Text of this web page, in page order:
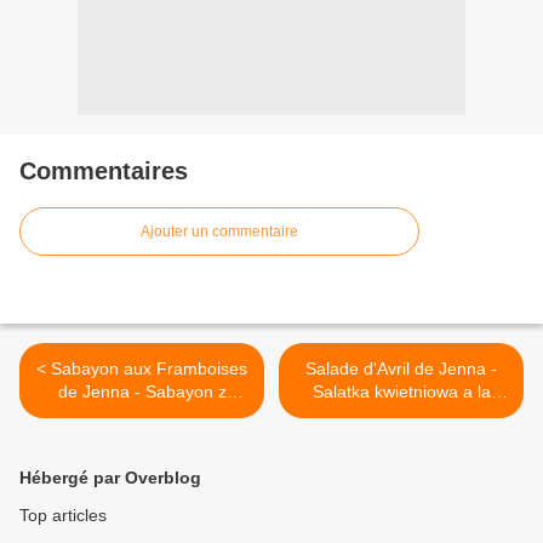
Commentaires
Ajouter un commentaire
< Sabayon aux Framboises
de Jenna - Sabayon z
malinami - Jenna
Salade d'Avril de Jenna -
Salatka kwietniowa a la
Jenna >
Hébergé par Overblog
Top articles